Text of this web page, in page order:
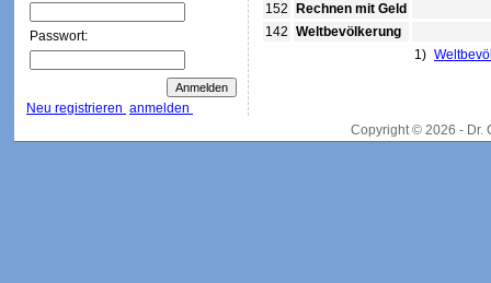
Passwort:
Neu registrieren anmelden
152
Rechnen mit Geld
142 Weltbevölkerung
1)
Copyright © 2026 - Dr.